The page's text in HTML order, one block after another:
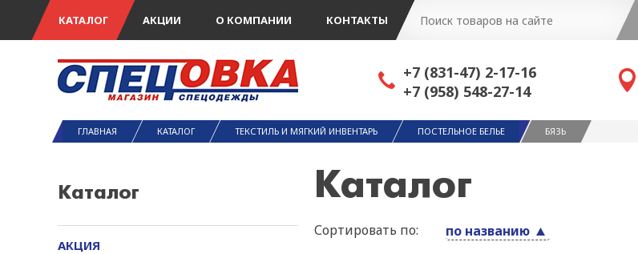
КАТАЛОГ АКЦИИ О КОМПАНИИ КОНТАКТЫ
+7 (831-47) 2-17-16
+7 (958) 548-27-14
ГЛАВНАЯ КАТАЛОГ ТЕКСТИЛЬ И МЯГКИЙ ИНВЕНТАРЬ ПОСТЕЛЬНОЕ БЕЛЬЕ БЯЗЬ
Каталог
АКЦИЯ
Каталог
Сортировать по: по названию